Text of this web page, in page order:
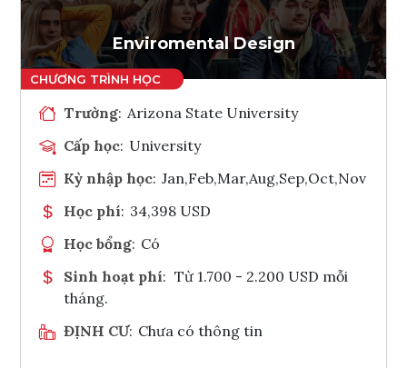
Enviromental Design
Trường: Arizona State University
Cấp học: University
Kỳ nhập học: Jan,Feb,Mar,Aug,Sep,Oct,Nov
Học phí: 34,398 USD
Học bổng: Có
Sinh hoạt phí: Từ 1.700 - 2.200 USD mỗi
tháng.
ĐỊNH CƯ: Chưa có thông tin